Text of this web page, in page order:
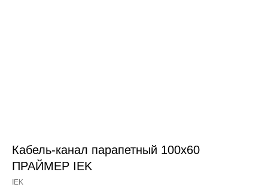
Кабель-канал парапетный 100х60
ПРАЙМЕР IEK
IEK